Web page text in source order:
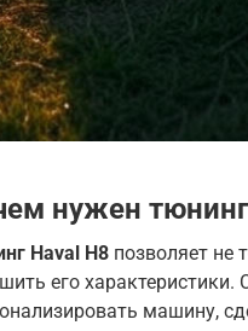
нужен
Haval H8 позволяет не
его
машину,